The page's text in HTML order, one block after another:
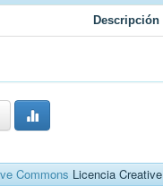
Descripción
Commons Licencia